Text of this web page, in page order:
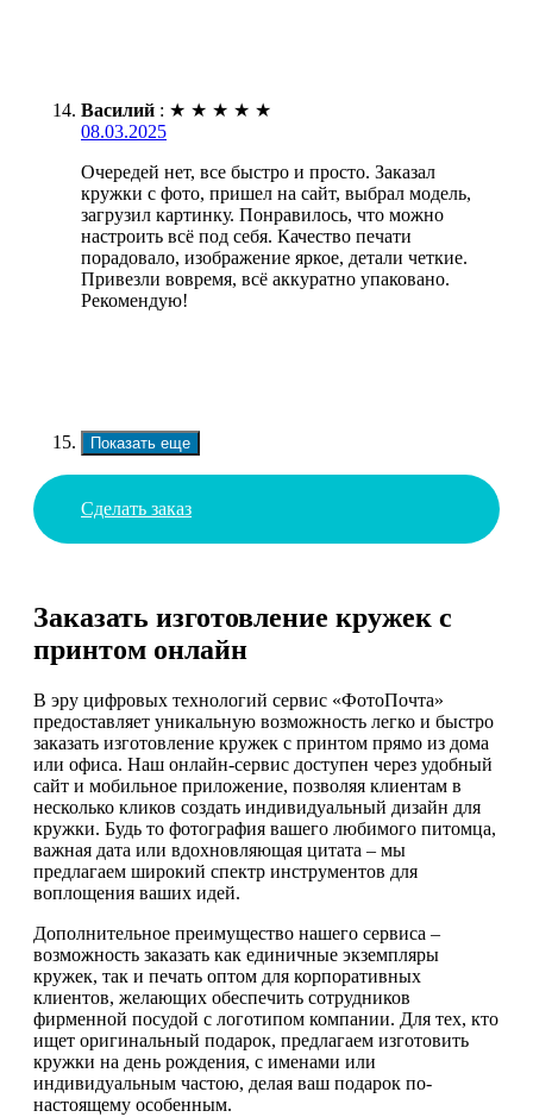
Василий : ★ ★ ★ ★ ★
08.03.2025
Очередей нет, все быстро и просто. Заказал
кружки с фото, пришел на сайт, выбрал модель,
загрузил картинку. Понравилось, что можно
настроить всё под себя. Качество печати
порадовало, изображение яркое, детали четкие.
Привезли вовремя, всё аккуратно упаковано.
Рекомендую!
Показать еще
Сделать заказ
Заказать изготовление кружек с
принтом онлайн
В эру цифровых технологий сервис «ФотоПочта»
предоставляет уникальную возможность легко и быстро
заказать изготовление кружек с принтом прямо из дома
или офиса. Наш онлайн-сервис доступен через удобный
сайт и мобильное приложение, позволяя клиентам в
несколько кликов создать индивидуальный дизайн для
кружки. Будь то фотография вашего любимого питомца,
важная дата или вдохновляющая цитата – мы
предлагаем широкий спектр инструментов для
воплощения ваших идей.
Дополнительное преимущество нашего сервиса –
возможность заказать как единичные экземпляры
кружек, так и печать оптом для корпоративных
клиентов, желающих обеспечить сотрудников
фирменной посудой с логотипом компании. Для тех, кто
ищет оригинальный подарок, предлагаем изготовить
кружки на день рождения, с именами или
индивидуальным частою, делая ваш подарок по-
настоящему особенным.